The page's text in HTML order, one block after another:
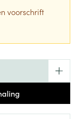
voorschrift